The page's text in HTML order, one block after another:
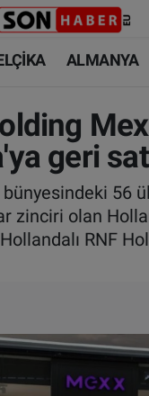
ALMANYA
geri
56
zinciri olan
RNF
Durumu ve Fikstür